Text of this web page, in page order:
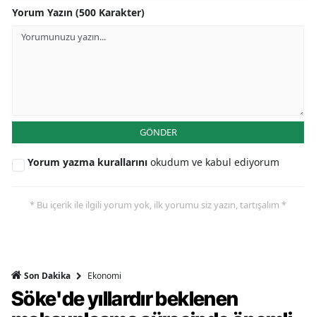
Yorum Yazın (500 Karakter)
GÖNDER
Yorum yazma kurallarını okudum ve kabul ediyorum
* Bu içerik ile ilgili yorum yok, ilk yorumu siz yazın, tartışalım *
Son Dakika Ekonomi
Söke'de yıllardır beklenen